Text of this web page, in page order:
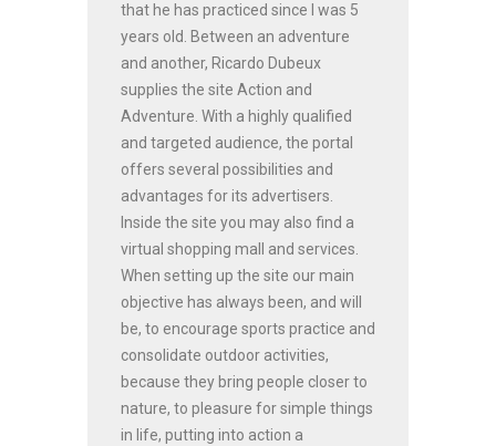
that he has practiced since I was 5
years old. Between an adventure
and another, Ricardo Dubeux
supplies the site Action and
Adventure. With a highly qualified
and targeted audience, the portal
offers several possibilities and
advantages for its advertisers.
Inside the site you may also find a
virtual shopping mall and services.
When setting up the site our main
objective has always been, and will
be, to encourage sports practice and
consolidate outdoor activities,
because they bring people closer to
nature, to pleasure for simple things
in life, putting into action a